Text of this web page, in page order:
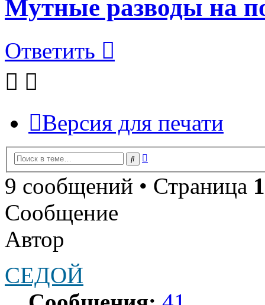
Мутные разводы на
Ответить
Версия для печати
Поиск
9 сообщений • Страница 1
Сообщение
Автор
СЕДОЙ